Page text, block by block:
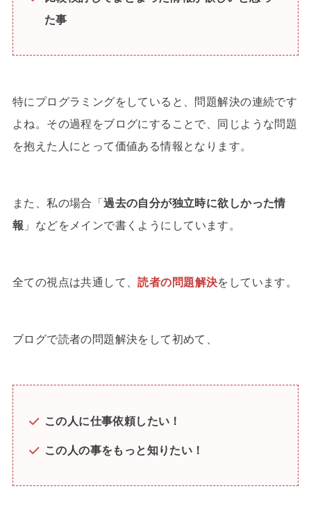
た事
特にプログラミングをしていると、問題解決の連続です
よね。その過程をブログにすることで、同じような問題
を抱えた人にとって価値ある情報となります。
また、私の場合「過去の自分が独立時に欲しかった情
報 」などをメインで書くようにしています。
全ての視点は共通して、読者の問題解決をしています。
ブログで読者の問題解決をして初めて、
この人に仕事依頼したい！
この人の事をもっと知りたい！